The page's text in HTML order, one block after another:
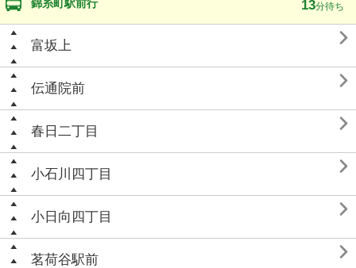
錦糸町駅前行 13分待ち
富坂上 
伝通院前 
春日二丁目 
小石川四丁目 
小日向四丁目 
茗荷谷駅前 